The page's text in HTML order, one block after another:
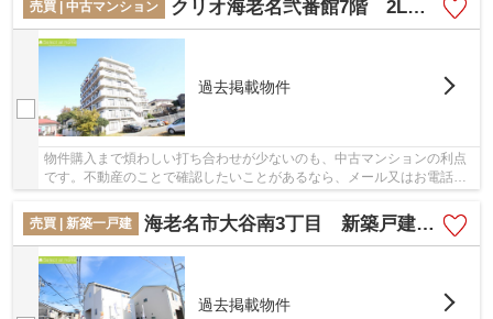
売買 | 中古マンション
クリオ海老名弐番館7階 2LDK リノベーションマンション
過去掲載物件
物件購入まで煩わしい打ち合わせが少ないのも、中古マンションの利点
です。不動産のことで確認したいことがあるなら、メール又はお電話に
てご連絡ください。当社は豊富な経験と知識を...
売買 | 新築一戸建
海老名市大谷南3丁目 新築戸建て A号棟【仲介手数料無料】
過去掲載物件